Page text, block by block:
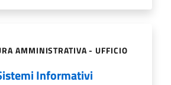
AMMINISTRATIVA - UFFICIO
Informativi